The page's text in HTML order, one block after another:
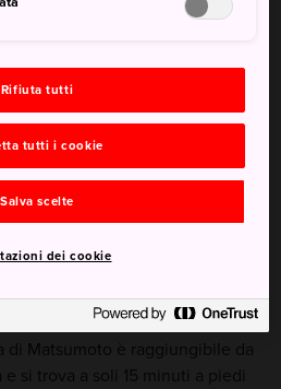
accessibile senza biglietto
di altri artisti giapponesi di
di Matsumoto è raggiungibile da
si trova a soli 15 minuti a piedi
Rifiuta tutti
tutti i cookie
Salva scelte
dei cookie